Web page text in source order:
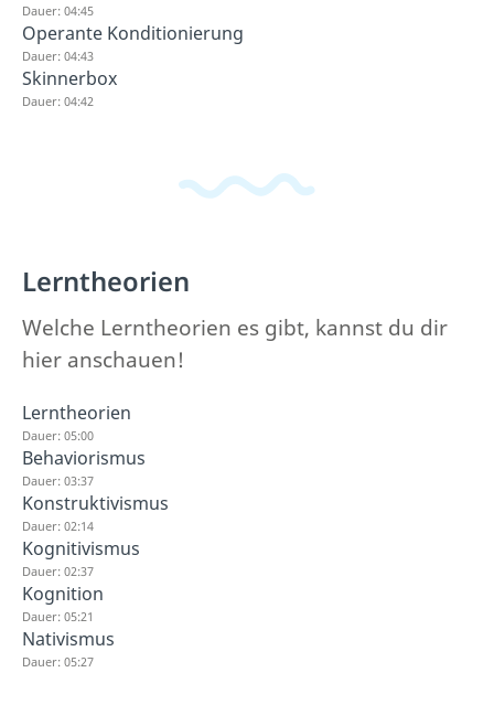
Dauer: 04:45
Operante Konditionierung
Dauer: 04:43
Skinnerbox
Dauer: 04:42
Lerntheorien
Welche Lerntheorien es gibt, kannst du dir
hier anschauen!
Lerntheorien
Dauer: 05:00
Behaviorismus
Dauer: 03:37
Konstruktivismus
Dauer: 02:14
Kognitivismus
Dauer: 02:37
Kognition
Dauer: 05:21
Nativismus
Dauer: 05:27